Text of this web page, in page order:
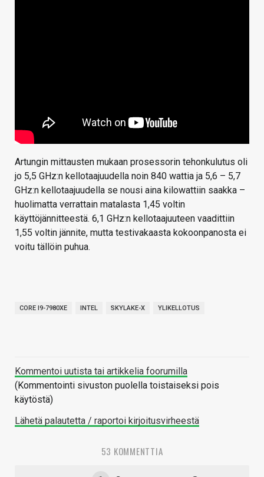
Artungin mittausten mukaan prosessorin tehonkulutus oli
jo 5,5 GHz:n kellotaajuudella noin 840 wattia ja 5,6 – 5,7
GHz:n kellotaajuudella se nousi aina kilowattiin saakka –
huolimatta verrattain matalasta 1,45 voltin
käyttöjännitteestä. 6,1 GHz:n kellotaajuuteen vaadittiin
1,55 voltin jännite, mutta testivakaasta kokoonpanosta ei
voitu tällöin puhua.
CORE I9-7980XE INTEL SKYLAKE-X YLIKELLOTUS
Kommentoi uutista tai artikkelia foorumilla
(Kommentointi sivuston puolella toistaiseksi pois
käytöstä)
Lähetä palautetta / raportoi kirjoitusvirheestä
53 KOMMENTTIA